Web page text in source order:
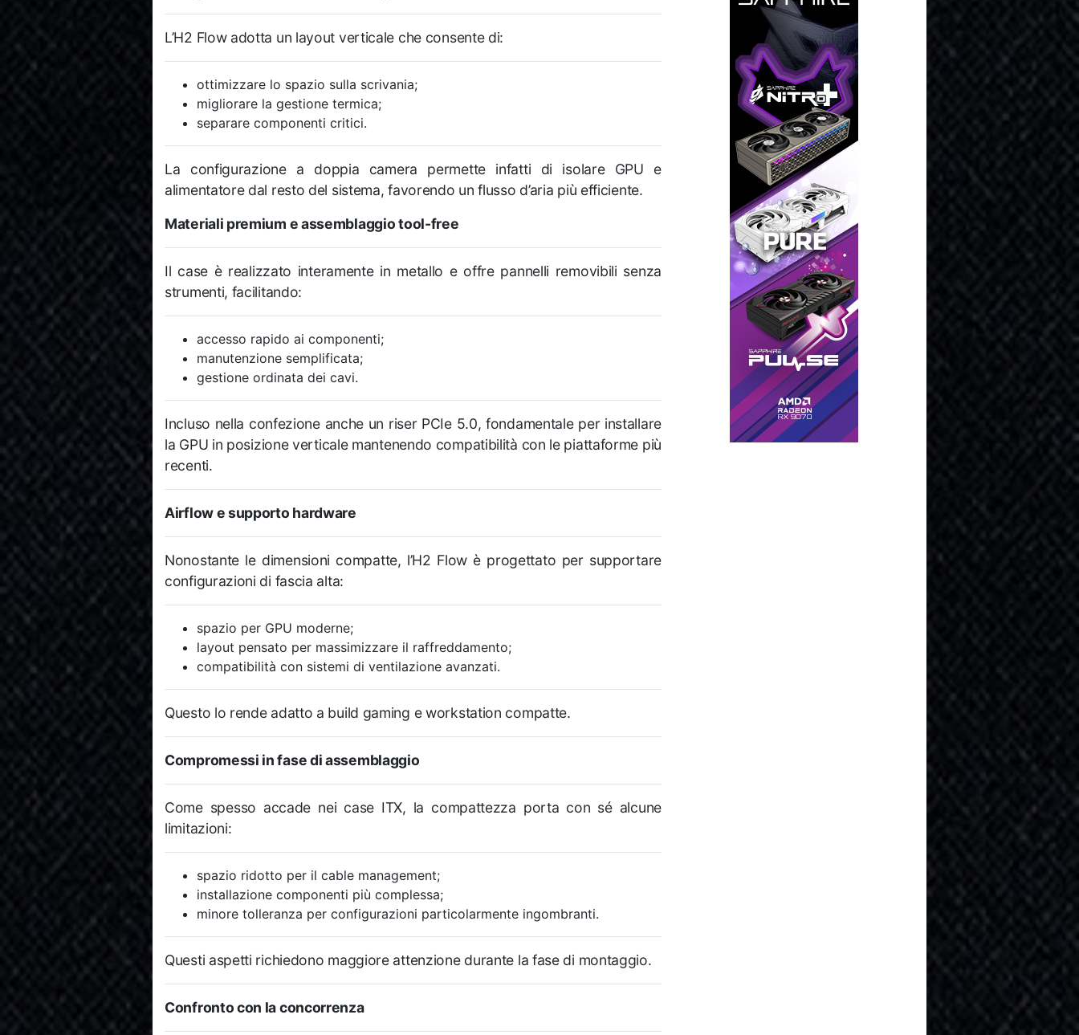
L’H2 Flow adotta un layout verticale che consente di:
ottimizzare lo spazio sulla scrivania;
migliorare la gestione termica;
separare componenti critici.
La configurazione a doppia camera permette infatti di isolare GPU e
alimentatore dal resto del sistema, favorendo un flusso d’aria più efficiente.
Materiali premium e assemblaggio tool-free
Il case è realizzato interamente in metallo e offre pannelli removibili senza
strumenti, facilitando:
accesso rapido ai componenti;
manutenzione semplificata;
gestione ordinata dei cavi.
Incluso nella confezione anche un riser PCIe 5.0, fondamentale per installare
la GPU in posizione verticale mantenendo compatibilità con le piattaforme più
recenti.
Airflow e supporto hardware
Nonostante le dimensioni compatte, l’H2 Flow è progettato per supportare
configurazioni di fascia alta:
spazio per GPU moderne;
layout pensato per massimizzare il raffreddamento;
compatibilità con sistemi di ventilazione avanzati.
Questo lo rende adatto a build gaming e workstation compatte.
Compromessi in fase di assemblaggio
Come spesso accade nei case ITX, la compattezza porta con sé alcune
limitazioni:
spazio ridotto per il cable management;
installazione componenti più complessa;
minore tolleranza per configurazioni particolarmente ingombranti.
Questi aspetti richiedono maggiore attenzione durante la fase di montaggio.
Confronto con la concorrenza